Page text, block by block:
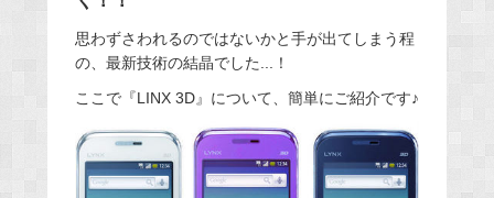
思わずさわれるのではないかと手が出てしまう程
の、最新技術の結晶でした...！
ここで『LINX 3D』について、簡単にご紹介です♪